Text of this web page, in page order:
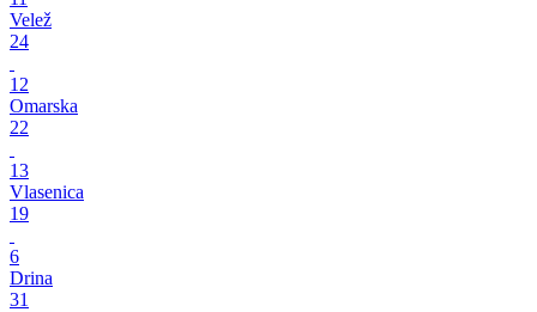
Velež
24
12
Omarska
22
13
Vlasenica
19
6
Drina
31